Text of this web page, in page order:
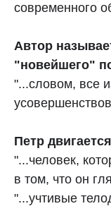
современного
Автор
"новейшего"
"...словом, все
Петр
"...человек,
в том, что он
"...учтивые